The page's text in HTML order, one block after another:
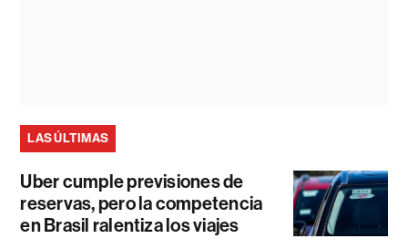
LAS ÚLTIMAS
Uber cumple previsiones de
reservas, pero la competencia
en Brasil ralentiza los viajes